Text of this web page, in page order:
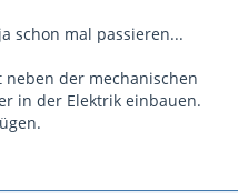
schon mal passieren...
der mechanischen
in der Elektrik einbauen.